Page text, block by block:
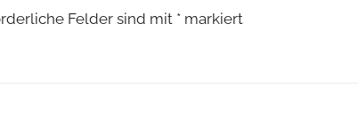
Felder sind mit * markiert